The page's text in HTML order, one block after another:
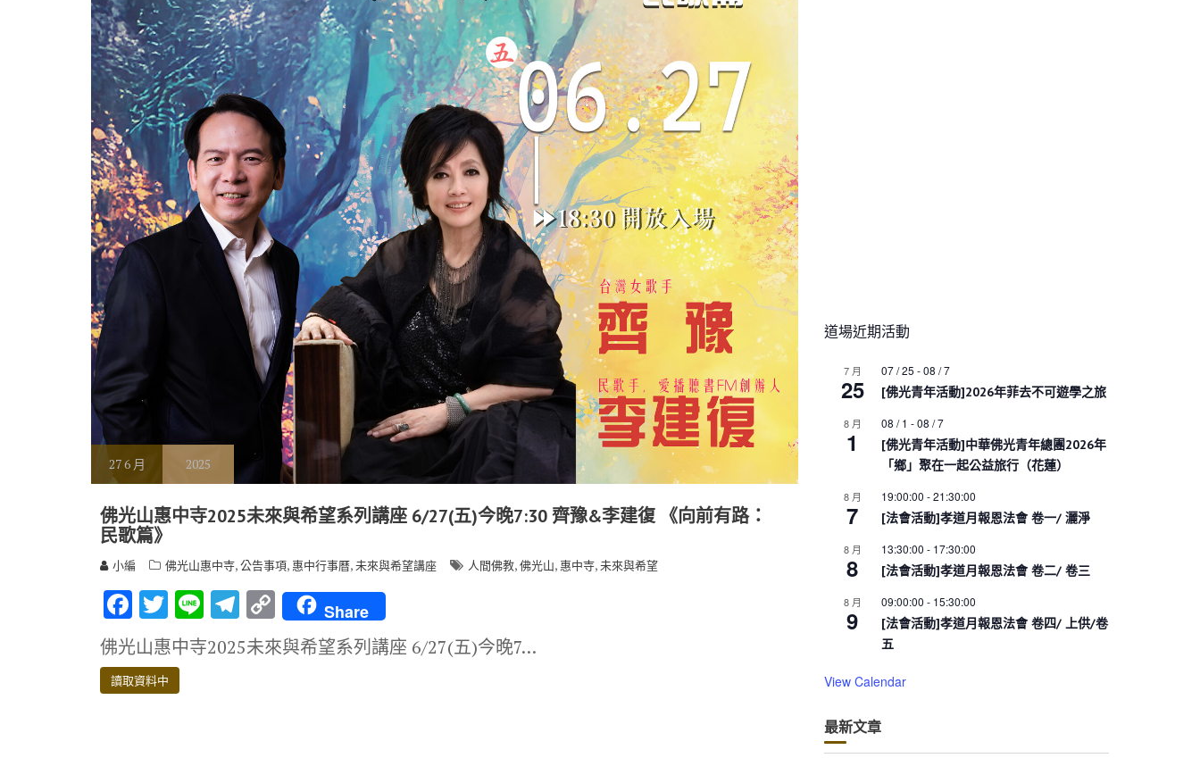
276 月 2025
佛光山惠中寺2025未來與希望系列講座 6/27(五)今晚7:30 齊豫&李建復 《向前有路：
民歌篇》
小編 佛光山惠中寺,公告事項, 惠中行事曆,未來與希望講座 人間佛教,佛光山, 惠中寺,未來與希望
F
ac
e
b
T
w
it
te
Li
n
e
T
el
e
C
o
p
Share
佛光山惠中寺2025未來與希望系列講座 6/27(五)今晚7…
讀取資料中
道場近期活動
7 月
25
07 / 25 -08 / 7
[佛光青年活動]2026年菲去不可遊學之旅
8 月
1
08 / 1 -08 / 7
[佛光青年活動]中華佛光青年總團2026年
「鄉」聚在一起公益旅行（花蓮）
8 月
7
19:00:00 -21:30:00
[法會活動]孝道月報恩法會 卷一/ 灑淨
8 月
8
13:30:00 - 17:30:00
[法會活動]孝道月報恩法會 卷二/ 卷三
8 月
9
09:00:00 - 15:30:00
[法會活動]孝道月報恩法會 卷四/ 上供/卷
五
View Calendar
最新文章